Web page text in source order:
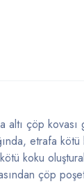
altı çöp
etrafa kötü
koku
çöp